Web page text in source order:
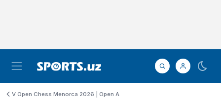
V Open Chess Menorca 2026 | Open A